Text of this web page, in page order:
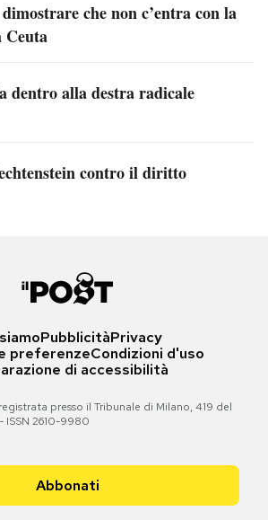
che non c’entra con la
dentro alla destra radicale
contro il diritto
PubblicitàPrivacy
preferenzeCondizioni d'uso
di accessibilità
presso il Tribunale di Milano, 419 del
2610-9980
Abbonati